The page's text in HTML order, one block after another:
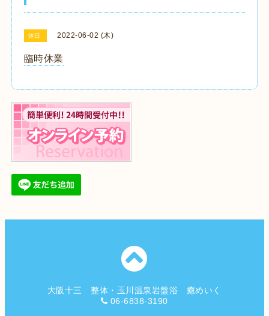
休日 2022-06-02 (木)
臨時休業
大阪十三 整体・玉川温泉岩盤浴 癒めいく
06-6838-3190